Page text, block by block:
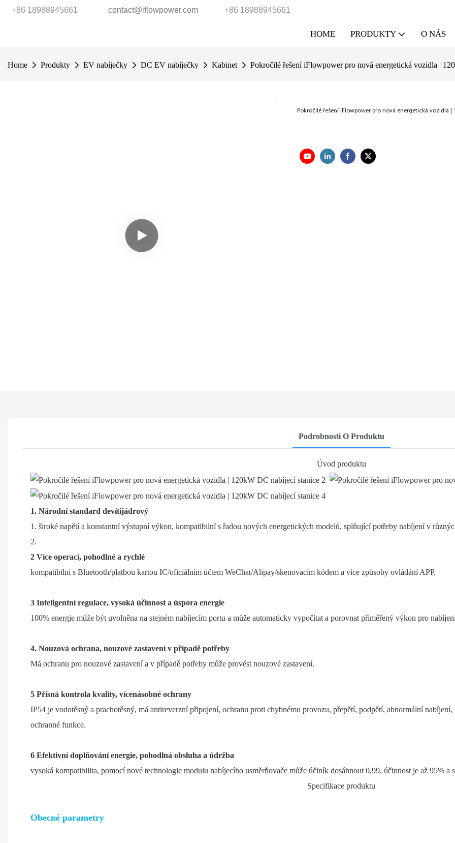
+86 18988945661 contact@iflowpower.com +86 18988945661
HOME PRODUKTY O NÁS
Home Produkty EV nabíječky DC EV nabíječky Kabinet Pokročilé řešení iFlowpower pro nová energetická vozidla |
Pokročilé řešení iFlowpower pro nová energetická vozidla |
Podrobnosti O Produktu
Úvod produktu
1. Národní standard devítijádrový
široké napětí a konstantní výstupní výkon, kompatibilní s řadou nových energetických modelů, splňující potřeby nabíjení v
2 Více operací, pohodlné a rychlé
kompatibilní s Bluetooth/platbou kartou IC/oficiálním účtem WeChat/Alipay/skenovacím kódem a více způsoby ovládání APP.
3 Inteligentní regulace, vysoká účinnost a úspora energie
100% energie může být uvolněna na stejném nabíjecím portu a může automaticky vypočítat a porovnat přiměřený výkon pro
4. Nouzová ochrana, nouzové zastavení v případě potřeby
Má ochranu pro nouzové zastavení a v případě potřeby může provést nouzové zastavení.
5 Přísná kontrola kvality, vícenásobné ochrany
IP54 je vodotěsný a prachotěsný, má antireverzní připojení, ochranu proti chybnému provozu, přepětí, podpětí, abnormální
ochranné funkce.
6 Efektivní doplňování energie, pohodlná obsluha a údržba
vysoká kompatibilita, pomocí nové technologie modulu nabíjecího usměrňovače může účiník dosáhnout 0,99, účinnost je až 95%
Specifikace produktu
Obecné parametry